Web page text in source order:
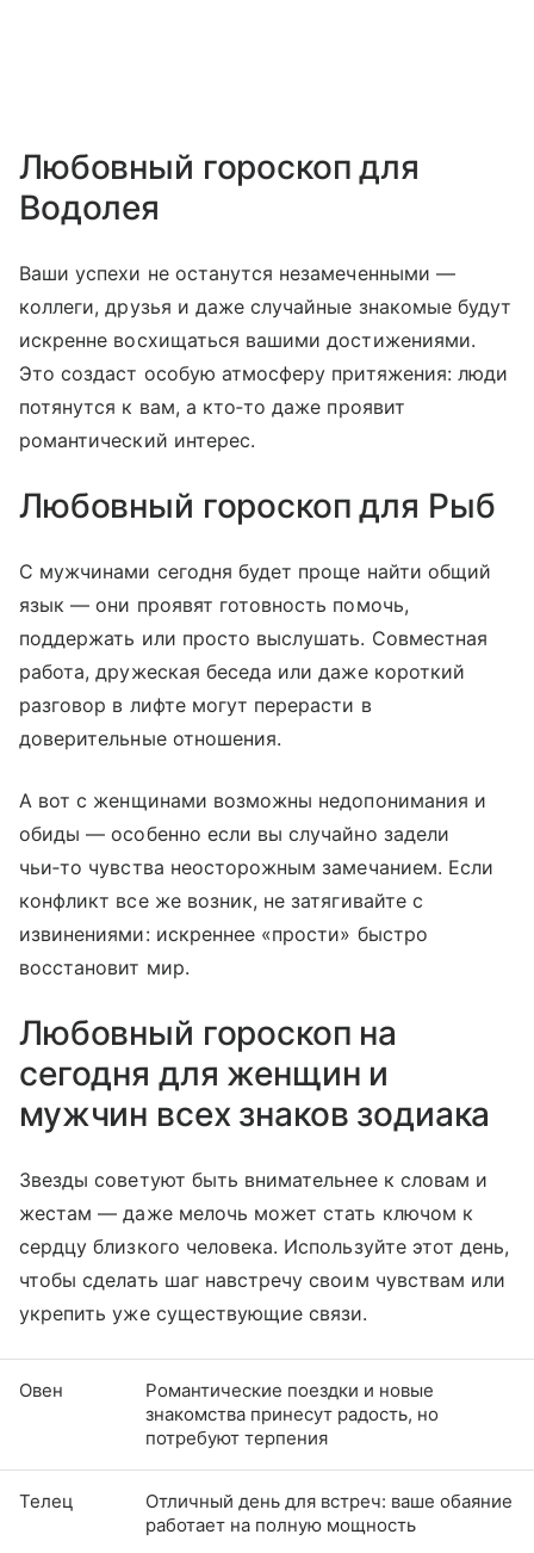
Любовный гороскоп для
Водолея
Ваши успехи не останутся незамеченными —
коллеги, друзья и даже случайные знакомые будут
искренне восхищаться вашими достижениями.
Это создаст особую атмосферу притяжения: люди
потянутся к вам, а кто‑то даже проявит
романтический интерес.
Любовный гороскоп для Рыб
С мужчинами сегодня будет проще найти общий
язык — они проявят готовность помочь,
поддержать или просто выслушать. Совместная
работа, дружеская беседа или даже короткий
разговор в лифте могут перерасти в
доверительные отношения.
А вот с женщинами возможны недопонимания и
обиды — особенно если вы случайно задели
чьи‑то чувства неосторожным замечанием. Если
конфликт все же возник, не затягивайте с
извинениями: искреннее «прости» быстро
восстановит мир.
Любовный гороскоп на
сегодня для женщин и
мужчин всех знаков зодиака
Звезды советуют быть внимательнее к словам и
жестам — даже мелочь может стать ключом к
сердцу близкого человека. Используйте этот день,
чтобы сделать шаг навстречу своим чувствам или
укрепить уже существующие связи.
Овен
Романтические поездки и новые
знакомства принесут радость, но
потребуют терпения
Телец
Отличный день для встреч: ваше обаяние
работает на полную мощность